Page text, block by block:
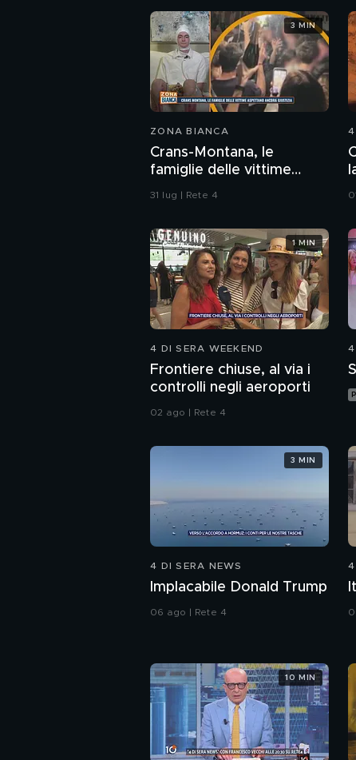
ZONA BIANCA
Crans-Montana, le
famiglie delle vittime
aspettano ancora
31 lug | Rete 4
3 MIN
4
4 DI SERA WEEKEND
Frontiere chiuse, al via i
controlli negli aeroporti
02 ago | Rete 4
1 MIN
4
4 DI SERA NEWS
Implacabile Donald Trump
06 ago | Rete 4
3 MIN
4
10 MIN